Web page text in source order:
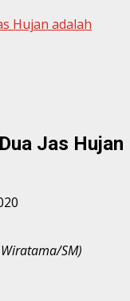
Hujan adalah
Jas Hujan
SM)